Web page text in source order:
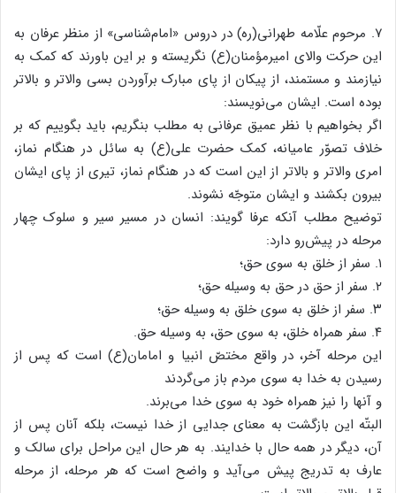
۷. مرحوم علّامه طهرانی(ره) در دروس «امام‌شناسی» از منظر عرفان به
این حرکت والای امیرمؤمنان(ع) نگریسته و بر این باورند که کمک به
نیازمند و مستمند، از پیکان از پای مبارک برآوردن بسی والاتر و بالاتر
بوده است. ایشان می‌نویسند:
اگر بخواهیم با نظر عمیق عرفانی به مطلب بنگریم، باید بگوییم که بر
خلاف تصوّر عامیانه، کمک حضرت علی(ع) به سائل در هنگام نماز،
امری والاتر و بالاتر از این است که در هنگام نماز، تیری از پای ایشان
بیرون بکشند و ایشان متوجّه نشوند.
توضیح مطلب آنکه عرفا گویند: انسان در مسیر سیر و سلوک چهار
مرحله در پیش‌رو دارد:
۱. سفر از خلق به سوی حق؛
۲. سفر از حق در حق به وسیله حق؛
۳. سفر از خلق به سوی خلق به وسیله حق؛
۴. سفر همراه خلق، به سوی حق، به وسیله حق.
این مرحله آخر، در واقع مختصّ انبیا و امامان(ع) است که پس از
رسیدن به خدا به سوی مردم باز می‌گردند
و آنها را نیز همراه خود به سوی خدا می‌برند.
البتّه این بازگشت به معنای جدایی از خدا نیست، بلکه آنان پس از
آن، دیگر در همه حال با خدایند. به هر حال این مراحل برای سالک و
عارف به تدریج پیش می‌آید و واضح است که هر مرحله، از مرحله